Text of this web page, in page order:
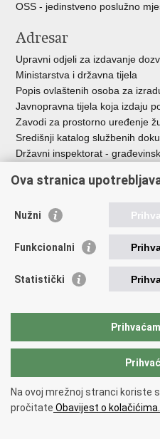
OSS - jedinstveno poslužno
Adresar
Upravni odjeli za izdavanje
Ministarstva i državna tijela
Popis ovlaštenih osoba za
Javnopravna tijela koja izdaju
Zavodi za prostorno uređenje
Središnji katalog službenih
Državni inspektorat -
Vlada Republike Hrvatske
Agencija za pravni promet i
Fond za zaštitu okoliša i
Državne nekretnine d.o.o.
Copyright © 2026 Ministarstvo
državne imovine.
Uvjeti korištenja.Izjava o
Ova stranica
Nužni
Funkcionalni
Statistički
Na ovoj mrežnoj stranci koriste
pročitate Obavijest o kolačićima.